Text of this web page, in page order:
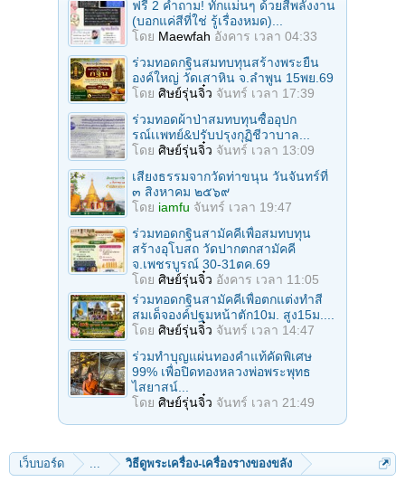
ฟรี 2 คำถาม! ทักแม่นๆ ด้วยสีพลังงาน
(บอกแค่สีที่ใช่ รู้เรื่องหมด)...
โดย Maewfah อังคาร เวลา 04:33
ร่วมทอดกฐินสมทบทุนสร้างพระยืน
องค์ใหญ่ วัดเสาหิน จ.ลําพูน 15พย.69
โดย ศิษย์รุ่นจิ๋ว จันทร์ เวลา 17:39
ร่วมทอดผ้าป่าสมทบทุนซื้ออุปก
รณ์เเพทย์&ปรับปรุงกุฏิชีวาบาล...
โดย ศิษย์รุ่นจิ๋ว จันทร์ เวลา 13:09
เสียงธรรมจากวัดท่าขนุน วันจันทร์ที่
๓ สิงหาคม ๒๕๖๙
โดย iamfu จันทร์ เวลา 19:47
ร่วมทอดกฐินสามัคคีเพื่อสมทบทุน
สร้างอุโบสถ วัดปากตกสามัคคี
จ.เพชรบูรณ์ 30-31ตค.69
โดย ศิษย์รุ่นจิ๋ว อังคาร เวลา 11:05
ร่วมทอดกฐินสามัคคีเพื่อตกแต่งทำสี
สมเด็จองค์ปฐมหน้าตัก10ม. สูง15ม....
โดย ศิษย์รุ่นจิ๋ว จันทร์ เวลา 14:47
ร่วมทําบุญแผ่นทองคำแท้คัดพิเศษ
99% เพื่อปิดทองหลวงพ่อพระพุทธ
ไสยาสน์...
โดย ศิษย์รุ่นจิ๋ว จันทร์ เวลา 21:49
เว็บบอร์ด ... วิธีดูพระเครื่อง-เครื่องรางของขลัง